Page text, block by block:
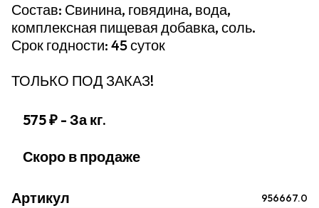
Состав: Свинина, говядина, вода,
комплексная пищевая добавка, соль.
Срок годности: 45 суток
ТОЛЬКО ПОД ЗАКАЗ!
575 ₽ - За кг.
Скоро в продаже
Артикул 956667.0